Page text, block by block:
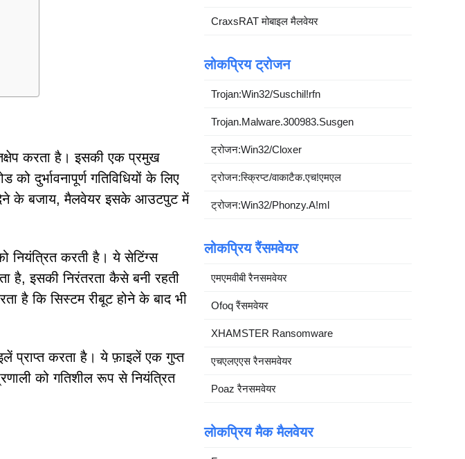
करता है। इसकी एक प्रमुख
दुर्भावनापूर्ण गतिविधियों के लिए
देने के बजाय, मैलवेयर इसके आउटपुट में
नियंत्रित करती है। ये सेटिंग्स
है, इसकी निरंतरता कैसे बनी रहती
है कि सिस्टम रीबूट होने के बाद भी
प्राप्त करता है। ये फ़ाइलें एक गुप्त
को गतिशील रूप से नियंत्रित
CraxsRAT मोबाइल मैलवेयर
लोकप्रिय ट्रोजन
Trojan:Win32/Suschil!rfn
Trojan.Malware.300983.Susgen
ट्रोजन:Win32/Cloxer
ट्रोजन:स्क्रिप्ट/वाकाटैक.एच!एमएल
ट्रोजन:Win32/Phonzy.A!ml
लोकप्रिय रैंसमवेयर
एमएमवीबी रैनसमवेयर
Ofoq रैंसमवेयर
XHAMSTER Ransomware
एचएलएएस रैनसमवेयर
Poaz रैनसमवेयर
लोकप्रिय मैक मैलवेयर